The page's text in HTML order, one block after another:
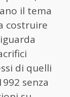
il tema
costruire
di quelli
senza